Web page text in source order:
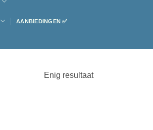
AANBIEDINGEN ✅
Enig resultaat